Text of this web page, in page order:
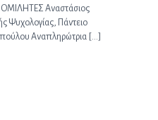
ΟΜΙΛΗΤΕΣ Αναστάσιος
Ψυχολογίας, Πάντειο
Αναπληρώτρια […]